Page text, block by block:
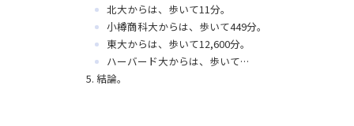
北大からは、歩いて11分。
小樽商科大からは、歩いて449分。
東大からは、歩いて12,600分。
ハーバード大からは、歩いて…
結論。